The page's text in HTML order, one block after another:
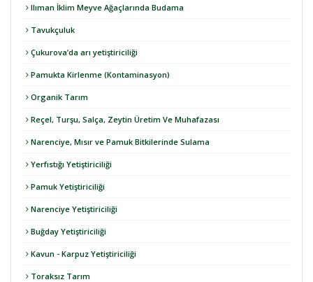
Ilıman İklim Meyve Ağaçlarında Budama
Tavukçuluk
Çukurova’da arı yetiştiriciliği
Pamukta Kirlenme (Kontaminasyon)
Organik Tarım
Reçel, Turşu, Salça, Zeytin Üretim Ve Muhafazası
Narenciye, Mısır ve Pamuk Bitkilerinde Sulama
Yerfıstığı Yetiştiriciliği
Pamuk Yetiştiriciliği
Narenciye Yetiştiriciliği
Buğday Yetiştiriciliği
Kavun - Karpuz Yetiştiriciliği
Toraksız Tarım